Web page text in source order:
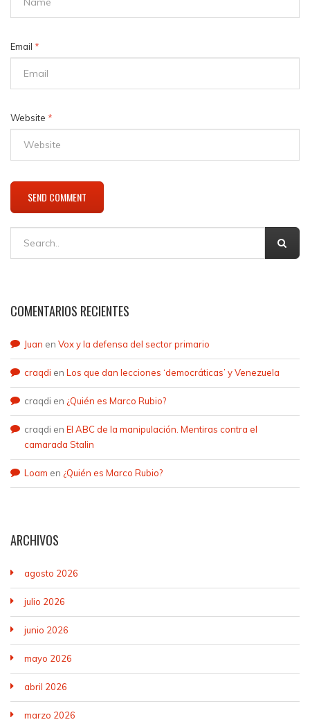
Email *
Website *
COMENTARIOS RECIENTES
Juan en Vox y la defensa del sector primario
craqdi en Los que dan lecciones ‘democráticas’ y Venezuela
craqdi en ¿Quién es Marco Rubio?
craqdi en El ABC de la manipulación. Mentiras contra el
camarada Stalin
Loam en ¿Quién es Marco Rubio?
ARCHIVOS
agosto 2026
julio 2026
junio 2026
mayo 2026
abril 2026
marzo 2026